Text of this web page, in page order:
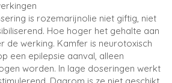
is rozemarijnolie niet giftig, niet
Hoe hoger het gehalte aan
de werking. Kamfer is neurotoxisch
een epilepsie aanval, alleen
worden. In lage doseringen werkt